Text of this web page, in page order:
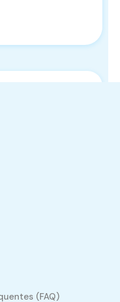
(FAQ)